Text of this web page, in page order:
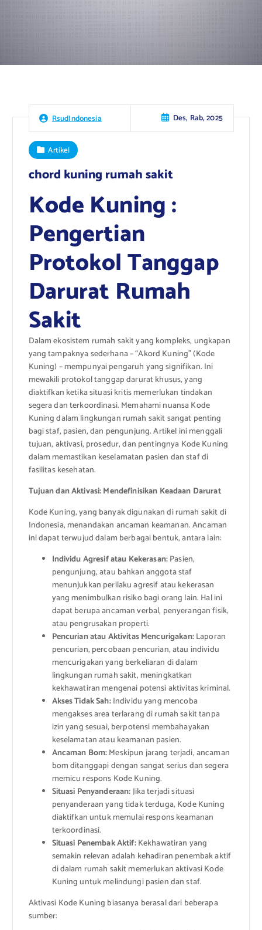
RsudIndonesia Des, Rab, 2025
Artikel
chord kuning rumah sakit
Kode Kuning :
Pengertian
Protokol Tanggap
Darurat Rumah
Sakit
Dalam ekosistem rumah sakit yang kompleks, ungkapan
yang tampaknya sederhana – “Akord Kuning” (Kode
Kuning) – mempunyai pengaruh yang signifikan. Ini
mewakili protokol tanggap darurat khusus, yang
diaktifkan ketika situasi kritis memerlukan tindakan
segera dan terkoordinasi. Memahami nuansa Kode
Kuning dalam lingkungan rumah sakit sangat penting
bagi staf, pasien, dan pengunjung. Artikel ini menggali
tujuan, aktivasi, prosedur, dan pentingnya Kode Kuning
dalam memastikan keselamatan pasien dan staf di
fasilitas kesehatan.
Tujuan dan Aktivasi: Mendefinisikan Keadaan Darurat
Kode Kuning, yang banyak digunakan di rumah sakit di
Indonesia, menandakan ancaman keamanan. Ancaman
ini dapat terwujud dalam berbagai bentuk, antara lain:
Individu Agresif atau Kekerasan:Pasien,
pengunjung, atau bahkan anggota staf
menunjukkan perilaku agresif atau kekerasan
yang menimbulkan risiko bagi orang lain. Hal ini
dapat berupa ancaman verbal, penyerangan fisik,
atau pengrusakan properti.
Pencurian atau Aktivitas Mencurigakan:Laporan
pencurian, percobaan pencurian, atau individu
mencurigakan yang berkeliaran di dalam
lingkungan rumah sakit, meningkatkan
kekhawatiran mengenai potensi aktivitas kriminal.
Akses Tidak Sah:Individu yang mencoba
mengakses area terlarang di rumah sakit tanpa
izin yang sesuai, berpotensi membahayakan
keselamatan atau keamanan pasien.
Ancaman Bom:Meskipun jarang terjadi, ancaman
bom ditanggapi dengan sangat serius dan segera
memicu respons Kode Kuning.
Situasi Penyanderaan:Jika terjadi situasi
penyanderaan yang tidak terduga, Kode Kuning
diaktifkan untuk memulai respons keamanan
terkoordinasi.
Situasi Penembak Aktif:Kekhawatiran yang
semakin relevan adalah kehadiran penembak aktif
di dalam rumah sakit memerlukan aktivasi Kode
Kuning untuk melindungi pasien dan staf.
Aktivasi Kode Kuning biasanya berasal dari beberapa
sumber: